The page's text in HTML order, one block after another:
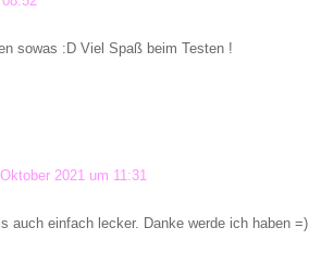
sowas :D Viel Spaß beim Testen !
2021 um 11:31
auch einfach lecker. Danke werde ich haben =)